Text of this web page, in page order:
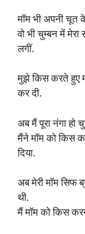
मॉम भी अपनी चूत
वो भी चुम्बन में
लगीं.
मुझे किस करते हुए
कर दी.
अब मैं पूरा नंगा हो
मैंने मॉम को किस
दिया.
अब मेरी मॉम सिफ
थी.
मैं मॉम को किस